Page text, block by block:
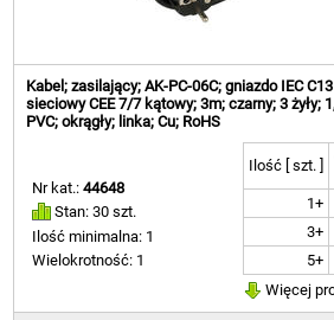
Kabel; zasilający; AK-PC-06C; gniazdo IEC
sieciowy CEE 7/7 kątowy; 3m; czarny; 3 żyły;
PVC; okrągły; linka; Cu; RoHS
Nr kat.:44648
Stan: 30 szt.
Ilość minimalna: 1
Wielokrotność: 1
Ilość [ szt. ]
1+
3+
5+
Więcej